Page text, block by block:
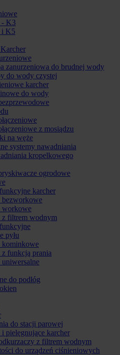
- K3
i K5
zanurzeniowa do brudnej wody
do wody czystej
karcher
do wody
z mosiądzu
na węże
systemy nawadniania
kropelkowego
ogrodowe
karcher
bezworkowe
workowe
z filtrem wodnym
pyłu
kominkowe
z funkcją prania
uniwersalne
do podłóg
do stacji parowej
pielęgnujące karcher
z filtrem wodnym
do urządzeń ciśnieniowych